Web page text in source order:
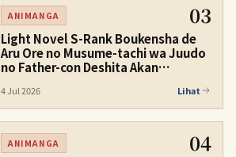
ANIMANGA 03
Light Novel S-Rank Boukensha de
Aru Ore no Musume-tachi wa Juudo
no Father-con Deshita Akan
4 Jul 2026 Lihat
ANIMANGA 04